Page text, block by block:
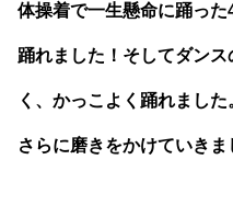
体操着で一生懸命に踊っ
踊れました！そしてダン
く、かっこよく踊れまし
さらに磨きをかけていきま